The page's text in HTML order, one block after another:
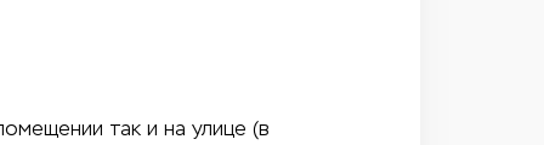
так и на улице (в